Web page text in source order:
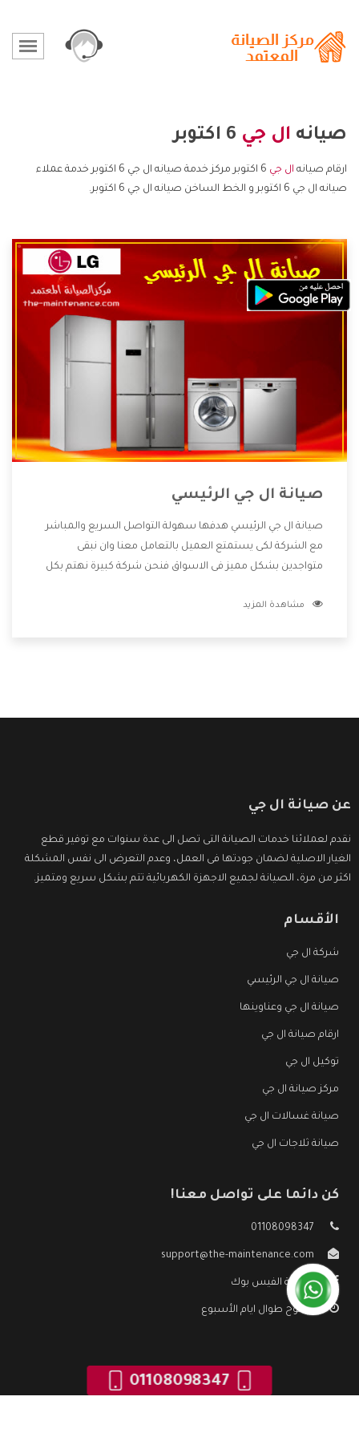
صيانه ال جي
ارقام صيانه ال جي
6 اكتوبر مركز خدمة صيانه ال جي 6 اكتوبر خدمة عملاء
صيانه ال جي 6 اكتوبر و الخط الساخن صيانه ال جي 6 اكتوبر.
صيانة ال جي الرئيسي
صيانة ال جي الرئيسي هدفها سهولة التواصل السريع والمباشر
مع الشركة لكى يستمتع العميل بالتعامل معنا وان نبقى
متواجدين بشكل مميز فى الاسواق فنحن شركة كبيرة نهتم بكل
الشركة بها والتى تكون منها خدمة الصيانة التى تكون من أهم
مشاهدة المزيد
عن صيانة ال جي
نقدم لعملائنا خدمات الصيانة التى تصل الى عدة سنوات مع توفير قطع
الغيار الاصلية لضمان جودتها فى العمل، وعدم التعرض الى نفس المشكلة
اكثر من مرة، الصيانة لجميع الاجهزة الكهربائية تتم بشكل سريع ومتميز.
الأقسام
شركة ال جي
صيانة ال جي الرئيسي
صيانة ال جي وعناوينها
ارقام صيانة ال جي
توكيل ال جي
مركز صيانة ال جي
صيانة غسالات ال جي
صيانة ثلاجات ال جي
كن دائما على تواصل معنا!
01108098347
support@the-maintenance.com
صفحة الفيس بوك
مفتوح طوال ايام الأسبوع
01108098347